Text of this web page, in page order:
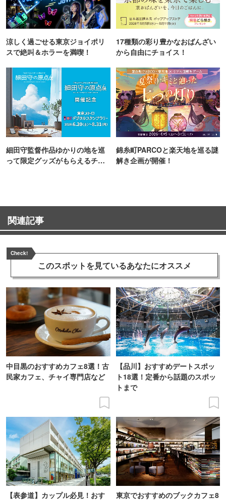
涼しく過ごせる東京ジョイポリ
スで絶叫＆ホラーを満喫！
17種類の彩り豊かなおばんざい
から自由にチョイス！
細田守監督作品ゆかりの地を巡
って限定グッズがもらえるチャ
錦糸町PARCOと楽天地を巡る謎
解き企画が開催！
関連記事
Check!
このスポットを見ているあなたにオススメ
中目黒のおすすめカフェ8選！古
民家カフェ、チャイ専門店など
【品川】おすすめデートスポッ
ト18選！定番から話題のスポッ
トまで
【表参道】カップル必見！おす
東京でおすすめのブックカフェ8